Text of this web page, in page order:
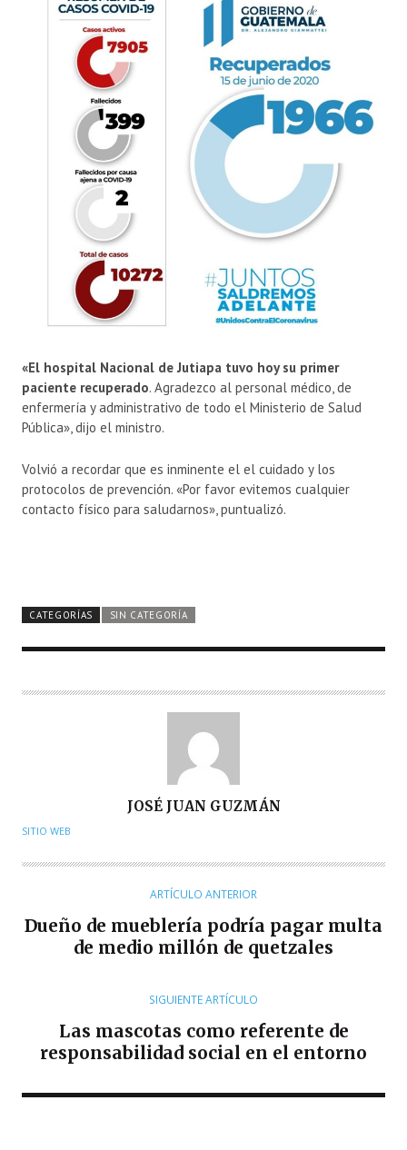
«El hospital Nacional de Jutiapa tuvo hoy su primer
paciente recuperado. Agradezco al personal médico, de
enfermería y administrativo de todo el Ministerio de Salud
Pública», dijo el ministro.
Volvió a recordar que es inminente el el cuidado y los
protocolos de prevención. «Por favor evitemos cualquier
contacto físico para saludarnos», puntualizó.
CATEGORÍAS SIN CATEGORÍA
U
O
JOSÉ JUAN GUZMÁN
SITIO WEB
ARTÍCULO ANTERIOR
Dueño de mueblería podría pagar multa
de medio millón de quetzales
SIGUIENTE ARTÍCULO
Las mascotas como referente de
responsabilidad social en el entorno